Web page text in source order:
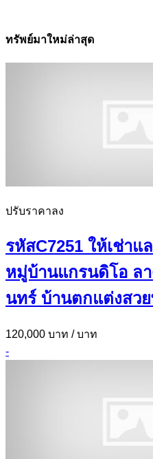
ทรัพย์มาใหม่ล่าสุด
ปรับราคาลง
รหัสC7251 ให้เช่าแ
หมู่บ้านแกรนดิโอ ล
นทร์ บ้านตกแต่งสว
120,000 บาท / บาท
-